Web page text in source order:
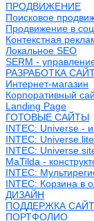
ПРОДВИЖЕНИЕ
Поисковое
Продвижение в
Контекстная
Локальное SEO
SERM -
РАЗРАБОТКА
Интернет-магазин
Корпоративный
Landing Page
ГОТОВЫЕ САЙТЫ
INTEC: Universe -
INTEC:
INTEC:
MaTilda -
INTEC:
INTEC: Корзина в
ДИЗАЙН
ПОДДЕРЖКА
ПОРТФОЛИО